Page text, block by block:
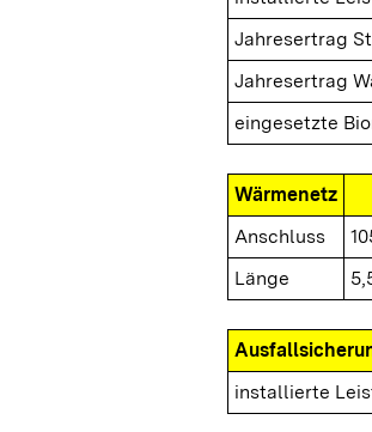
Jahresertrag
Jahresertrag
eingesetzte
Wärmenetz
Anschluss
Länge
installierte